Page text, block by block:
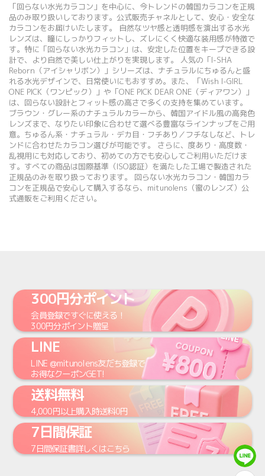
「回らない水光カラコン」を中心に、今トレンドの韓国カラコンを正規
品のみ取り扱いしております。公式販売チャネルとして、安心・安全な
カラコンをお届けいたします。 自然なツヤ感と透明感を演出する水光
レンズは、瞳にしっかりフィットし、ズレにくく快適な装用感が特徴で
す。特に「回らない水光カラコン」は、安定した位置をキープできる設
計で、より自然で美しい仕上がりを実現します。 人気の「I-SHA
Reborn（アイシャリボン）」シリーズは、ナチュラルにちゅるんと盛
れる水光デザインで、日常使いにもおすすめ。また、「Wish I-GIRL
ONE PICK（ワンピック）」や「ONE PICK DEAR ONE（ディアワン）」
は、回らない設計とフィット感の高さで多くの支持を集めています。
ブラウン・グレー系のナチュラルカラーから、韓国アイドル風の高発色
レンズまで、なりたい印象に合わせて選べる豊富なラインナップをご用
意。ちゅるん系・ナチュラル・デカ目・フチあり／フチなしなど、トレ
ンドに合わせたカラコン選びが可能です。 さらに、度あり・高度数・
乱視用にも対応しており、初めての方でも安心してご利用いただけま
す。すべての商品は国際基準（ISO認証）を満たした工場で製造された
正規品のみを取り扱っております。 回らない水光カラコン・韓国カラ
コンを正規品で安心して購入するなら、mitunolens（蜜のレンズ）公
式通販をご利用ください。
300円分ポイント
会員登録ですぐに使える！
300円分ポイント贈呈
LINE
LINE @mitunolens友だち登録で
お得なクーポンGET!
送料無料
4,000円以上購入時送料0円
7日間保証
7日間保証書詳しくはこちら